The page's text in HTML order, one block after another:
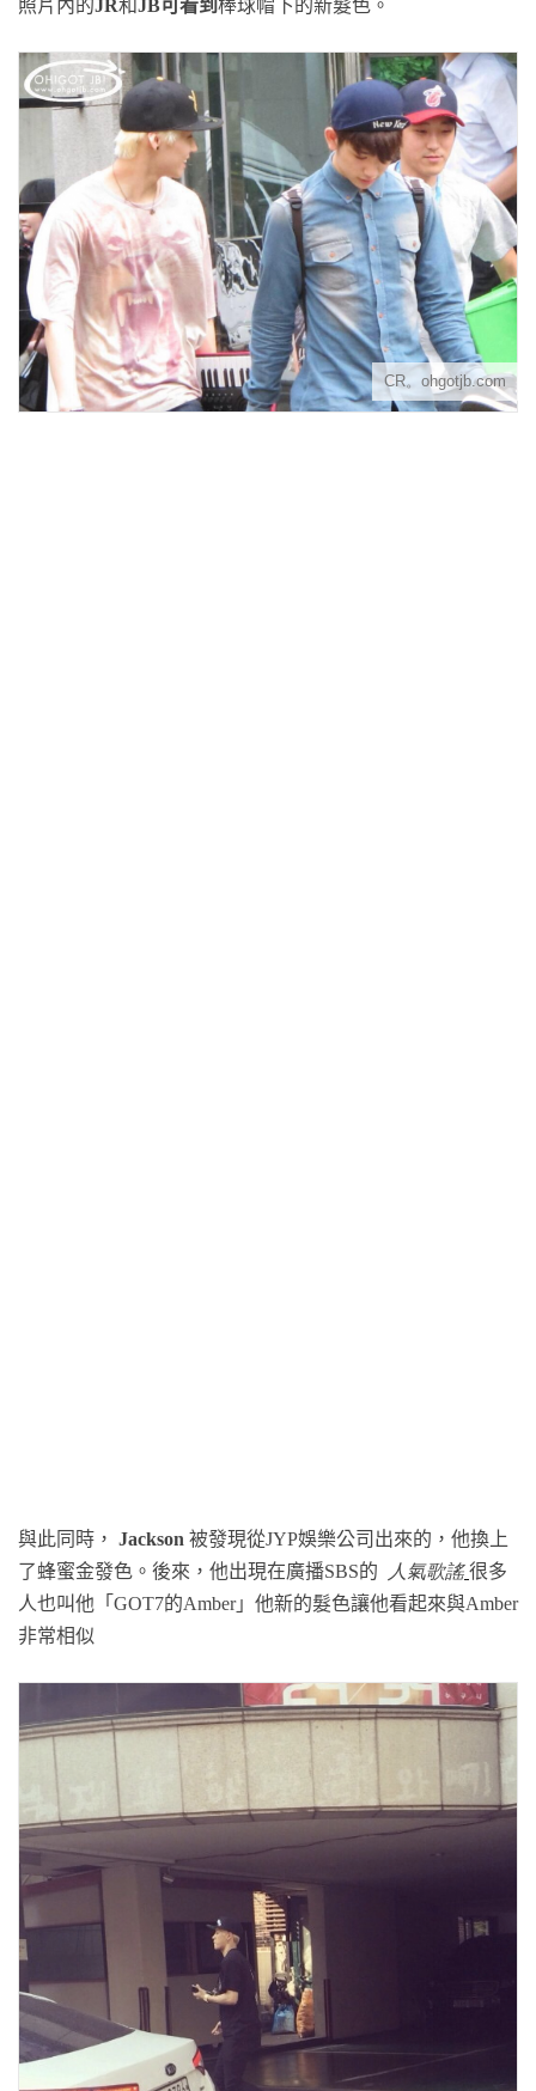
照片內的JR和JB可看到 棒球帽下的新髮色。
CR。ohgotjb.com
與此同時， Jackson 被發現從JYP娛樂公司 出來的 ，他換上
了蜂蜜金發色。後來，他出現在廣播SBS的
人氣歌謠 很多
人也叫他「GOT7的Amber」他新的髮色讓他看起來與Amber
非常相似